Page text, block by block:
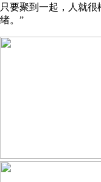
只要聚到一起，人就
绪。”